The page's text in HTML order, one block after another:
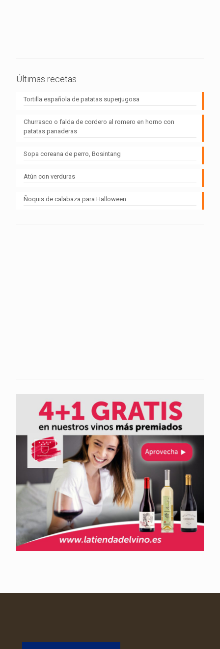
Últimas recetas
Tortilla española de patatas superjugosa
Churrasco o falda de cordero al romero en horno con
patatas panaderas
Sopa coreana de perro, Bosintang
Atún con verduras
Ñoquis de calabaza para Halloween